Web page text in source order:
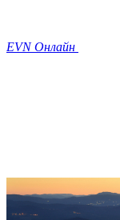
EVN Онлайн